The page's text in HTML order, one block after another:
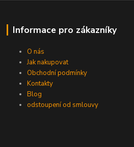
Informace pro zákazníky
O nás
Jak nakupovat
Obchodní podmínky
Kontakty
Blog
odstoupení od smlouvy